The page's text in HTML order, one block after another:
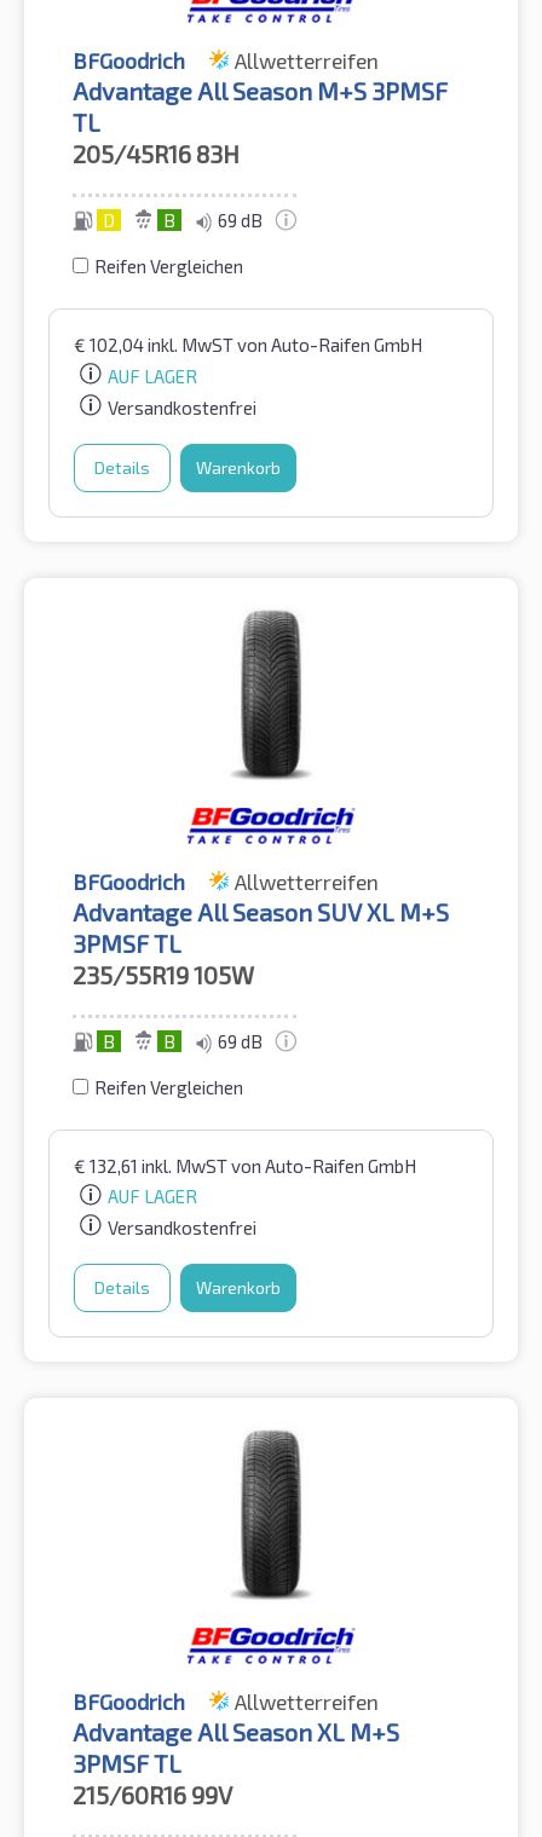
BFGoodrich Allwetterreifen
Advantage All Season M+S 3PMSF
TL
205/45R16 83H
D B 69 dB
Reifen Vergleichen
€ 102,04inkl. MwSTvon Auto-Raifen GmbH
AUF LAGER
Versandkostenfrei
Details Warenkorb
BFGoodrich Allwetterreifen
Advantage All Season SUV XL M+S
3PMSF TL
235/55R19105W
B B 69 dB
Reifen Vergleichen
€ 132,61 inkl. MwSTvon Auto-Raifen GmbH
AUF LAGER
Versandkostenfrei
Details Warenkorb
BFGoodrich Allwetterreifen
Advantage All Season XL M+S
3PMSF TL
215/60R16 99V